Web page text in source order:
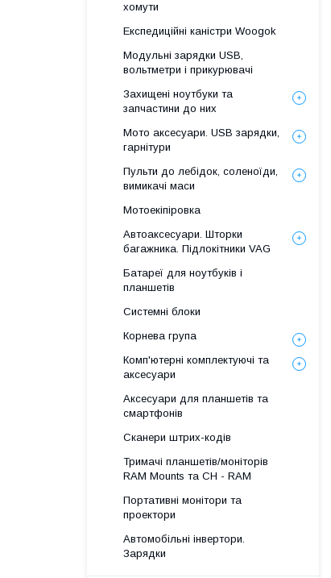
хомути
Експедиційні каністри Woogok
Модульні зарядки USB,
вольтметри і прикурювачі
Захищені ноутбуки та
запчастини до них
Мото аксесуари. USB зарядки,
гарнітури
Пульти до лебідок, соленоїди,
вимикачі маси
Мотоекіпіровка
Автоаксесуари. Шторки
багажника. Підлокітники VAG
Батареї для ноутбуків і
планшетів
Системні блоки
Корнева група
Комп'ютерні комплектуючі та
аксесуари
Аксесуари для планшетів та
смартфонів
Сканери штрих-кодів
Тримачі планшетів/моніторів
RAM Mounts та CH - RAM
Портативні монітори та
проектори
Автомобільні інвертори.
Зарядки